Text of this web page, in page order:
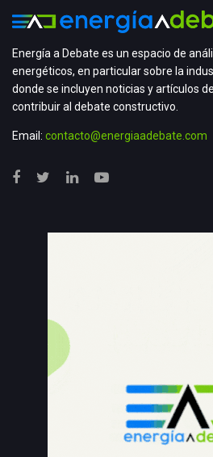
Energía a Debate es un espacio de
energéticos, en particular sobre la
donde se incluyen noticias y artículos
contribuir al debate constructivo.
Email: contacto@energiaadebate.com